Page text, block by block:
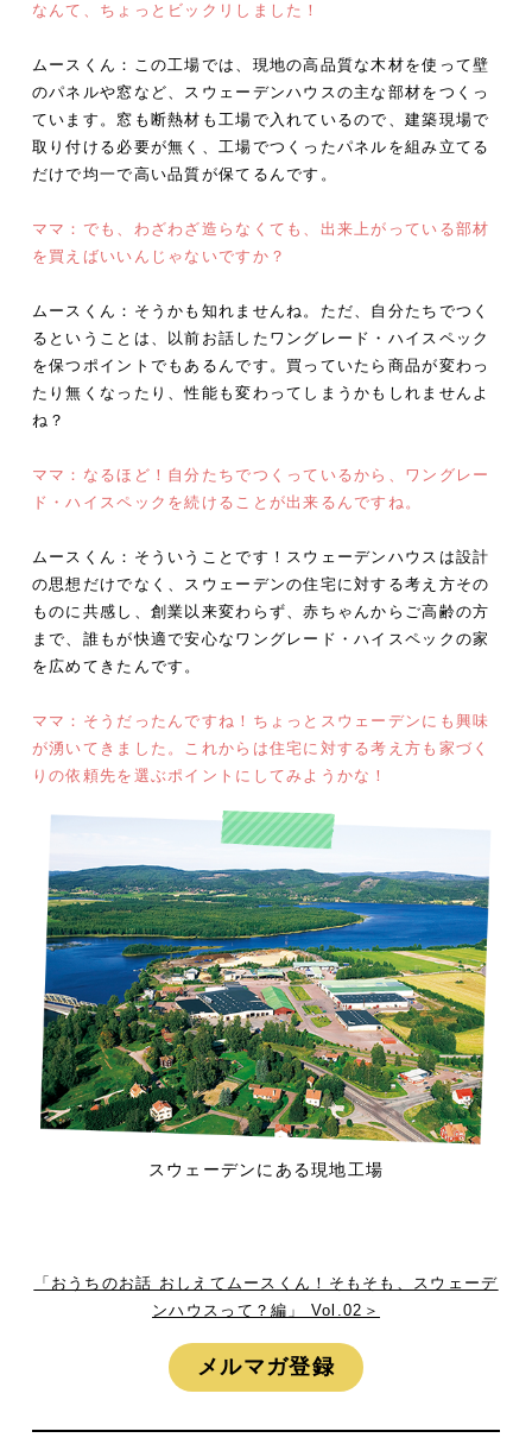
なんて、ちょっとビックリしました！
ムースくん：この工場では、現地の高品質な木材を使って壁
のパネルや窓など、スウェーデンハウスの主な部材をつくっ
ています。窓も断熱材も工場で入れているので、建築現場で
取り付ける必要が無く、工場でつくったパネルを組み立てる
だけで均一で高い品質が保てるんです。
ママ：でも、わざわざ造らなくても、出来上がっている部材
を買えばいいんじゃないですか？
ムースくん：そうかも知れませんね。ただ、自分たちでつく
るということは、以前お話したワングレード・ハイスペック
を保つポイントでもあるんです。買っていたら商品が変わっ
たり無くなったり、性能も変わってしまうかもしれませんよ
ね？
ママ：なるほど！自分たちでつくっているから、ワングレー
ド・ハイスペックを続けることが出来るんですね。
ムースくん：そういうことです！スウェーデンハウスは設計
の思想だけでなく、スウェーデンの住宅に対する考え方その
ものに共感し、創業以来変わらず、赤ちゃんからご高齢の方
まで、誰もが快適で安心なワングレード・ハイスペックの家
を広めてきたんです。
ママ：そうだったんですね！ちょっとスウェーデンにも興味
が湧いてきました。これからは住宅に対する考え方も家づく
りの依頼先を選ぶポイントにしてみようかな！
スウェーデンにある現地工場
「おうちのお話 おしえてムースくん！そもそも、スウェーデ
ンハウスって？編」 Vol.02＞
メルマガ登録